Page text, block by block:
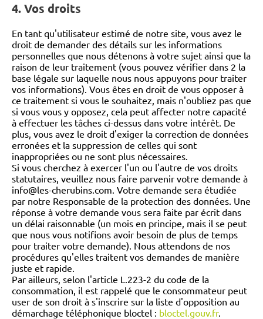
4. Vos droits
En tant qu'utilisateur estimé de notre site, vous avez le
droit de demander des détails sur les informations
personnelles que nous détenons à votre sujet ainsi que la
raison de leur traitement (vous pouvez vérifier dans 2 la
base légale sur laquelle nous nous appuyons pour traiter
vos informations). Vous êtes en droit de vous opposer à
ce traitement si vous le souhaitez, mais n'oubliez pas que
si vous vous y opposez, cela peut affecter notre capacité
à effectuer les tâches ci-dessus dans votre intérêt. De
plus, vous avez le droit d'exiger la correction de données
erronées et la suppression de celles qui sont
inappropriées ou ne sont plus nécessaires.
Si vous cherchez à exercer l'un ou l'autre de vos droits
statutaires, veuillez nous faire parvenir votre demande à
info@les-cherubins.com. Votre demande sera étudiée
par notre Responsable de la protection des données. Une
réponse à votre demande vous sera faite par écrit dans
un délai raisonnable (un mois en principe, mais il se peut
que nous vous notifions avoir besoin de plus de temps
pour traiter votre demande). Nous attendons de nos
procédures qu'elles traitent vos demandes de manière
juste et rapide.
Par ailleurs, selon l'article L.223-2 du code de la
consommation, il est rappelé que le consommateur peut
user de son droit à s'inscrire sur la liste d'opposition au
démarchage téléphonique bloctel : bloctel.gouv.fr.